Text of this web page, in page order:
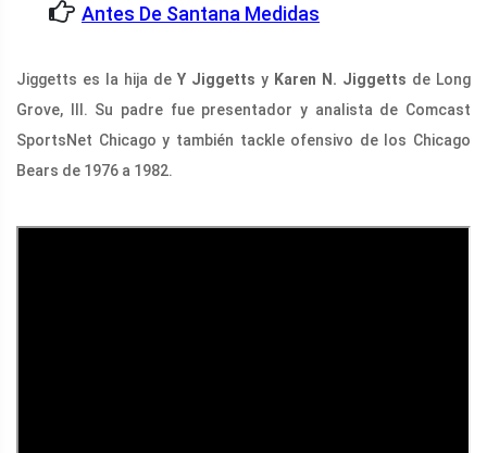
Antes De Santana Medidas
Jiggetts es la hija de Y Jiggetts y Karen N. Jiggetts de Long
Grove, Ill. Su padre fue presentador y analista de Comcast
SportsNet Chicago y también tackle ofensivo de los Chicago
Bears de 1976 a 1982.